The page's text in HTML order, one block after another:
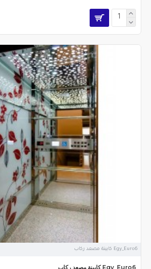
Egy_Euro6 كابينة مصعد ركاب
Egy_Euro6 كابينة مصعد ركاب